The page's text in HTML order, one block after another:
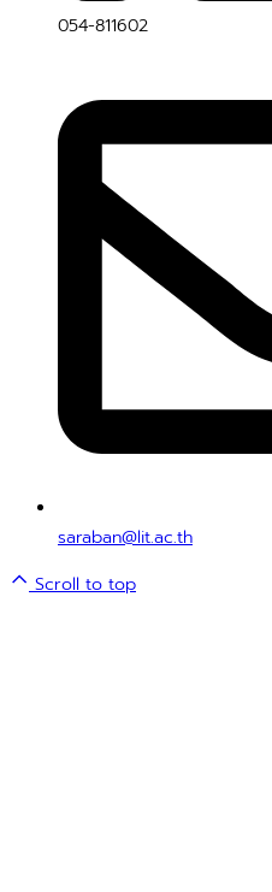
054-811602
saraban@lit.ac.th
Scroll to top